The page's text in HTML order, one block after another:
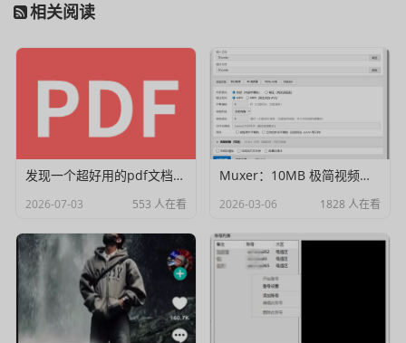
相关阅读
发现一个超好用的pdf文档编辑器
2026-07-03 553 人在看
Muxer：10MB 极简视频字幕批量封装工具 (单文件/绿色版)
2026-03-06 1828 人在看